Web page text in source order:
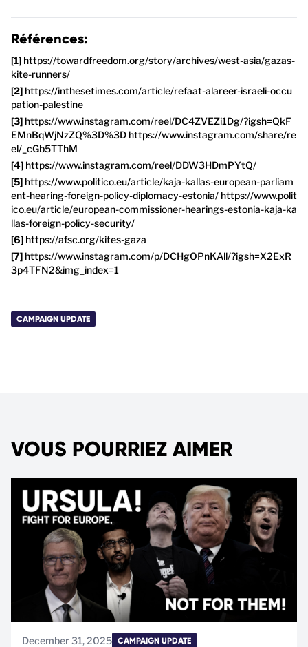
Références:
https://towardfreedom.org/story/archives/west-asia/gazas-
kite-runners/
https://inthesetimes.com/article/refaat-alareer-israeli-occu
pation-palestine
https://www.instagram.com/reel/DC4ZVEZi1Dg/?igsh=QkF
EMnBqWjNzZQ%3D%3D https://www.instagram.com/share/re
el/_cGb5TThM
https://www.instagram.com/reel/DDW3HDmPYtQ/
https://www.politico.eu/article/kaja-kallas-european-parliam
ent-hearing-foreign-policy-diplomacy-estonia/ https://www.polit
ico.eu/article/european-commissioner-hearings-estonia-kaja-ka
llas-foreign-policy-security/
https://afsc.org/kites-gaza
https://www.instagram.com/p/DCHgOPnKAll/?igsh=X2ExR
3p4TFN2&img_index=1
CAMPAIGN UPDATE
VOUS POURRIEZ AIMER
December 31, 2025 CAMPAIGN UPDATE